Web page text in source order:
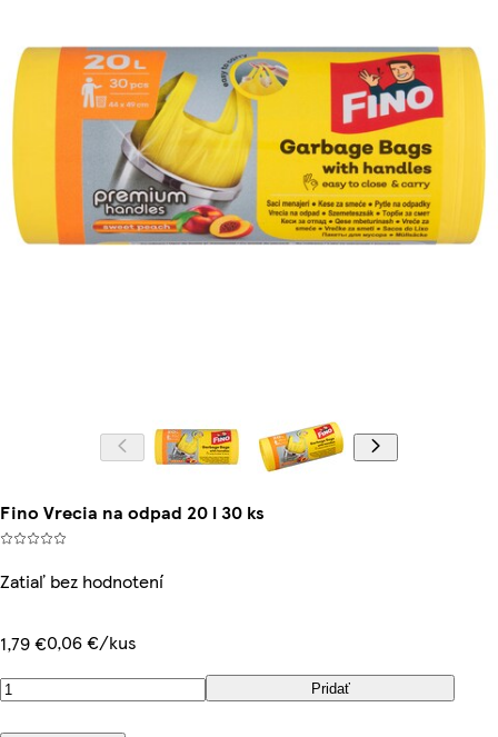
Fino Vrecia na odpad 20 l 30 ks
Zatiaľ bez hodnotení
1,79 €0,06 €/kus
Pridať